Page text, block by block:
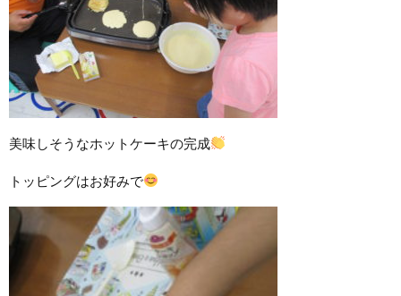
美味しそうなホットケーキの完成
トッピングはお好みで